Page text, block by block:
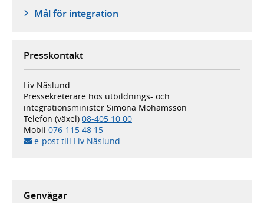
Mål för integration
Presskontakt
Liv Näslund
Pressekreterare hos utbildnings- och
integrationsminister Simona Mohamsson
Telefon (växel) 08-405 10 00
Mobil 076-115 48 15
e-post till Liv Näslund
Genvägar